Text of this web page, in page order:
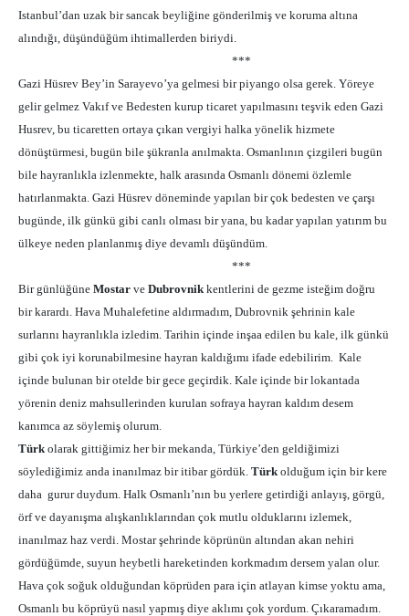
Istanbul’dan uzak bir sancak beyliğine gönderilmiş ve koruma altına
alındığı, düşündüğüm ihtimallerden biriydi.
***
Gazi Hüsrev Bey’in Sarayevo’ya gelmesi bir piyango olsa gerek. Yöreye
gelir gelmez Vakıf ve Bedesten kurup ticaret yapılmasını teşvik eden Gazi
Husrev, bu ticaretten ortaya çıkan vergiyi halka yönelik hizmete
dönüştürmesi, bugün bile şükranla anılmakta. Osmanlının çizgileri bugün
bile hayranlıkla izlenmekte, halk arasında Osmanlı dönemi özlemle
hatırlanmakta. Gazi Hüsrev döneminde yapılan bir çok bedesten ve çarşı
bugünde, ilk günkü gibi canlı olması bir yana, bu kadar yapılan yatırım bu
ülkeye neden planlanmış diye devamlı düşündüm.
***
Bir günlüğüne Mostar ve Dubrovnik kentlerini de gezme isteğim doğru
bir karardı. Hava Muhalefetine aldırmadım, Dubrovnik şehrinin kale
surlarını hayranlıkla izledim. Tarihin içinde inşaa edilen bu kale, ilk günkü
gibi çok iyi korunabilmesine hayran kaldığımı ifade edebilirim. Kale
içinde bulunan bir otelde bir gece geçirdik. Kale içinde bir lokantada
yörenin deniz mahsullerinden kurulan sofraya hayran kaldım desem
kanımca az söylemiş olurum.
Türk olarak gittiğimiz her bir mekanda, Türkiye’den geldiğimizi
söylediğimiz anda inanılmaz bir itibar gördük. Türk olduğum için bir kere
daha gurur duydum. Halk Osmanlı’nın bu yerlere getirdiği anlayış, görgü,
örf ve dayanışma alışkanlıklarından çok mutlu olduklarını izlemek,
inanılmaz haz verdi. Mostarşehrinde köprünün altından akan nehiri
gördüğümde, suyun heybetli hareketinden korkmadım dersem yalan olur.
Hava çok soğuk olduğundan köprüden para için atlayan kimse yoktu ama,
Osmanlı bu köprüyü nasıl yapmış diye aklımı çok yordum. Çıkaramadım.